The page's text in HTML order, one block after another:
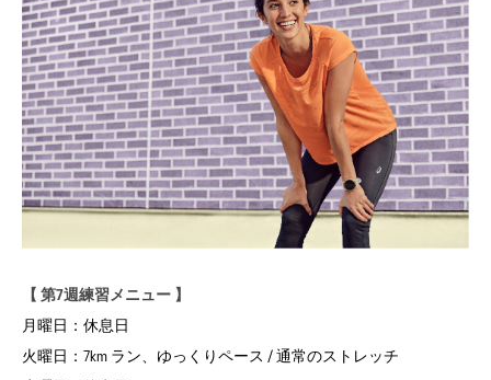
【 第7週練習メニュー 】
月曜日： 休息日
火曜日： 7km ラン、ゆっくりペース / 通常のストレッチ